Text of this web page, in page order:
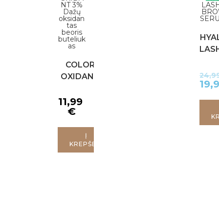
COLOR
OXIDANT
oksidantas
beoris
11,99
€
Į
KREPŠELĮ